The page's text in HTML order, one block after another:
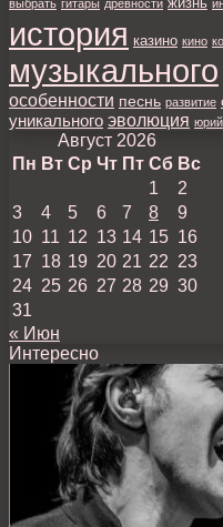
выбрать гитары древности
история казино кино
музыкального
особенности песнь развитие
уникального эволюция юрий
Август 2026
Пн Вт Ср Чт Пт Сб Вс
1
2
3
4 5 6 7 8
9
10 11 12 13 14 15 16
17 18 19 20 21 22 23
24 25 26 27 28 29 30
31
« Июн
Интересно